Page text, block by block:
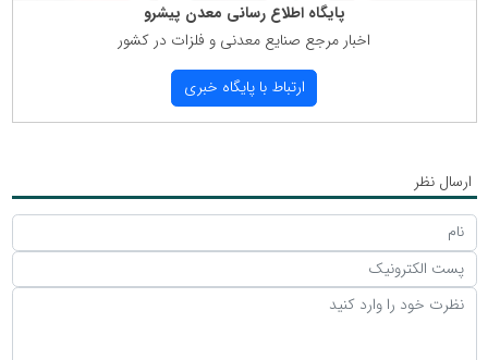
پایگاه اطلاع رسانی معدن پیشرو
اخبار مرجع صنایع معدنی و فلزات در كشور
ارتباط با پایگاه خبری
ارسال نظر